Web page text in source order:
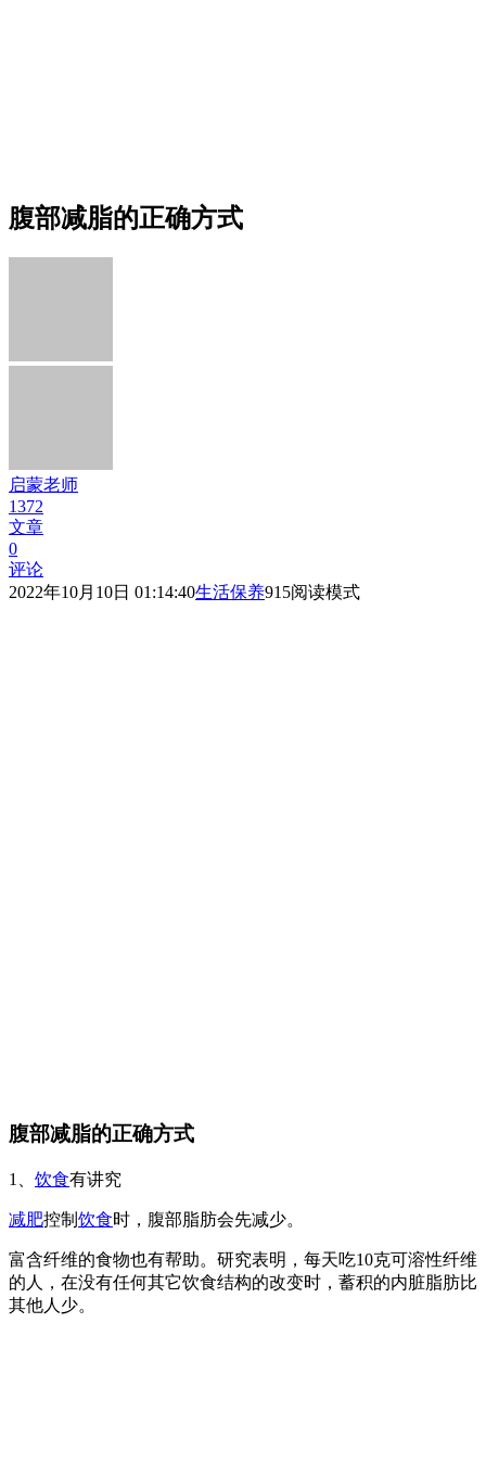
腹部减脂的正确方式
启蒙老师
1372
文章
0
评论
2022年10月10日 01:14:40生活保养915阅读模式
腹部减脂的正确方式
1、 饮食有讲究
减肥控制 饮食时，腹部脂肪会先减少。
富含纤维的食物也有帮助。研究表明，每天吃10克可溶性纤维
的人，在没有任何其它饮食结构的改变时，蓄积的内脏脂肪比
其他人少。